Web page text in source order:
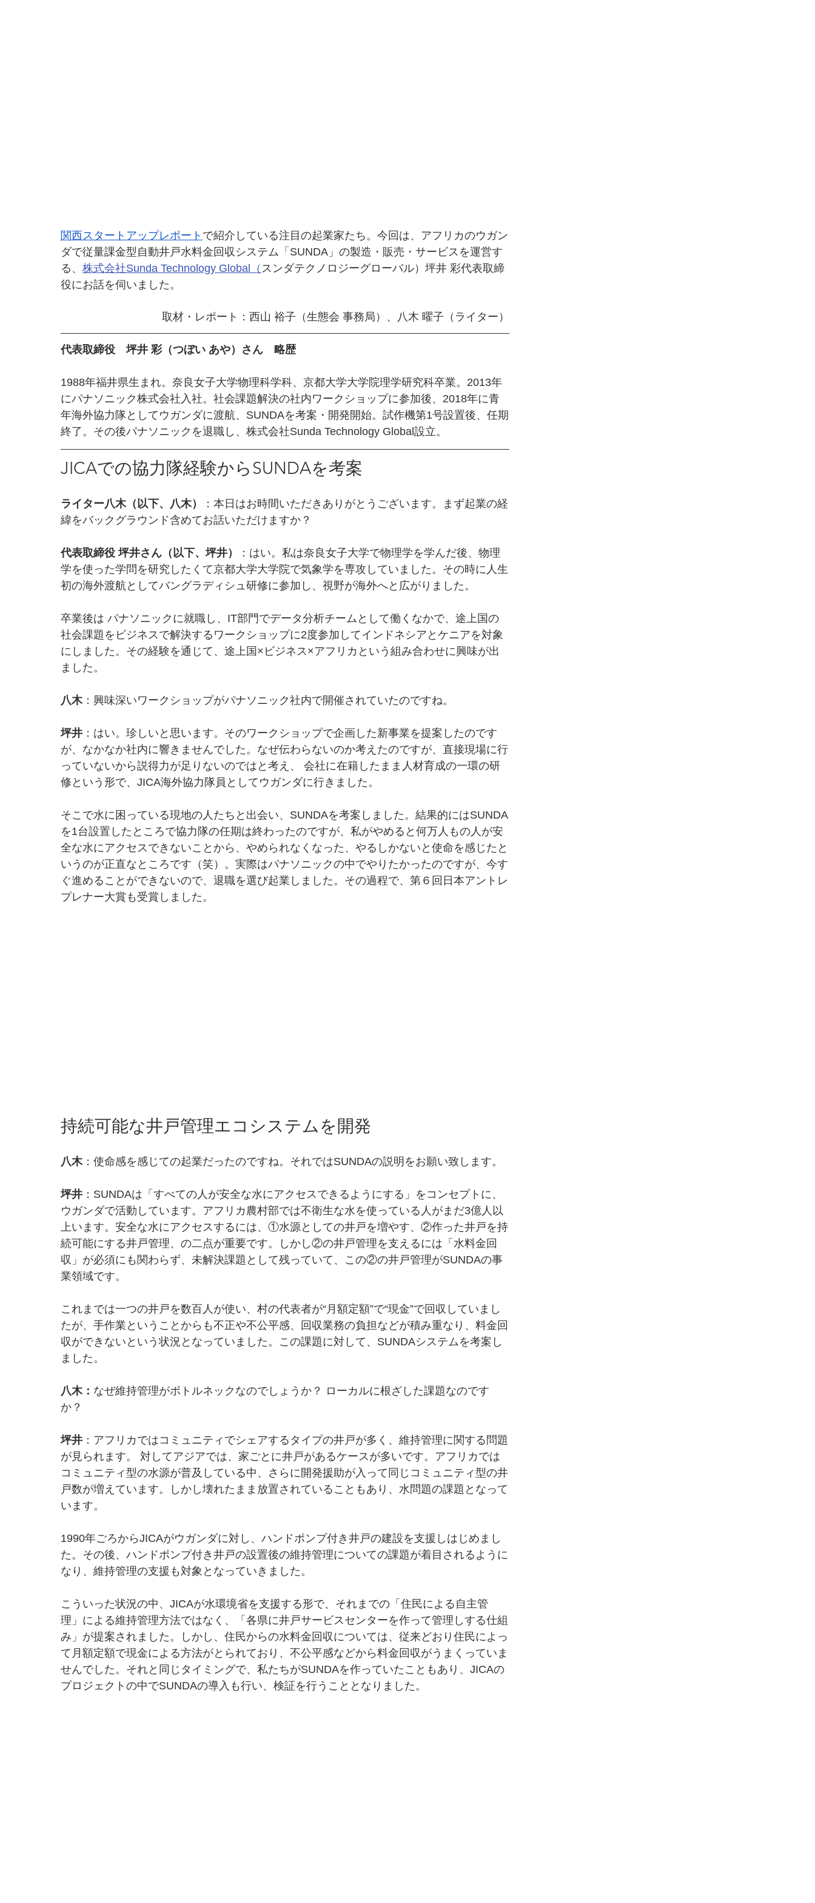
関西スタートアップレポート で紹介している注目の起業家たち。今回は、アフリカのウガン
ダで従量課金型自動井戸水料金回収システム「SUNDA」の製造・販売・サービスを運営す
る、 株式会社Sunda Technology Global（ スンダテクノロジーグローバル）坪井 彩代表取締
役にお話を伺いました。
取材・レポート：西山 裕子（生態会 事務局）、八木 曜子（ライター）
代表取締役　坪井 彩（つぼい あや）さん　略歴
1988年福井県生まれ。奈良女子大学物理科学科、京都大学大学院理学研究科卒業。2013年
にパナソニック株式会社入社。社会課題解決の社内ワークショップに参加後、2018年に青
年海外協力隊としてウガンダに渡航、SUNDAを考案・開発開始。試作機第1号設置後、任期
終了。その後パナソニックを退職し、株式会社Sunda Technology Global設立。
JICAでの協力隊経験からSUNDAを考案
ライター八木（以下、八木）
：本日はお時間いただきありがとうございます。まず起業の経
緯をバックグラウンド含めてお話いただけますか？
代表取締役 坪井さん（以下、坪井）
：はい。私は奈良女子大学で物理学を学んだ後、物理
学を使った学問を研究したくて京都大学大学院で気象学を専攻していました。その時に人生
初の海外渡航としてバングラディシュ研修に参加し、視野が海外へと広がりました。
卒業後は パナソニックに就職し、IT部門でデータ分析チームとして働くなかで、途上国の
社会課題をビジネスで解決するワークショップに2度参加してインドネシアとケニアを対象
にしました。その経験を通じて、途上国×ビジネス×アフリカという組み合わせに興味が出
ました。
八木：興味深いワークショップがパナソニック社内で開催されていたのですね。
坪井 ：はい。珍しいと思います。そのワークショップで企画した新事業を提案したのです
が、なかなか社内に響きませんでした。なぜ伝わらないのか考えたのですが、直接現場に行
っていないから説得力が足りないのではと考え、 会社に在籍したまま人材育成の一環の研
修という形で、JICA海外協力隊員としてウガンダに行きました。
そこで水に困っている現地の人たちと出会い、SUNDAを考案しました。結果的にはSUNDA
を1台設置したところで協力隊の任期は終わったのですが、私がやめると何万人もの人が安
全な水にアクセスできないことから、やめられなくなった、やるしかないと使命を感じたと
いうのが正直なところです（笑）。実際はパナソニックの中でやりたかったのですが、今す
ぐ進めることができないので、退職を選び起業しました。その過程で、第６回日本アントレ
プレナー大賞も受賞しました。
持続可能な井戸管理エコシステムを開発
八木：使命感を感じての起業だったのですね。それではSUNDAの説明をお願い致します。
坪井 ：SUNDAは「すべての人が安全な水にアクセスできるようにする」をコンセプトに、
ウガンダで活動しています。アフリカ農村部では不衛生な水を使っている人がまだ3億人以
上います。安全な水にアクセスするには、①水源としての井戸を増やす、②作った井戸を持
続可能にする井戸管理、の二点が重要です。しかし②の井戸管理を支えるには「水料金回
収」が必須にも関わらず、未解決課題として残っていて、この②の井戸管理がSUNDAの事
業領域です。
これまでは一つの井戸を数百人が使い、村の代表者が“月額定額”で“現金”で回収していまし
たが、手作業ということからも不正や不公平感、回収業務の負担などが積み重なり、料金回
収ができないという状況となっていました。この課題に対して、SUNDAシステムを考案し
ました。
八木： なぜ維持管理がボトルネックなのでしょうか？ ローカルに根ざした課題なのです
か？
坪井 ：アフリカではコミュニティでシェアするタイプの井戸が多く、維持管理に関する問題
が見られます。 対してアジアでは、家ごとに井戸があるケースが多いです。アフリカでは
コミュニティ型の水源が普及している中、さらに開発援助が入って同じコミュニティ型の井
戸数が増えています。しかし壊れたまま放置されていることもあり、水問題の課題となって
います。
1990年ごろからJICAがウガンダに対し、ハンドポンプ付き井戸の建設を支援しはじめまし
た。その後、ハンドポンプ付き井戸の設置後の維持管理についての課題が着目されるように
なり、維持管理の支援も対象となっていきました。
こういった状況の中、JICAが水環境省を支援する形で、それまでの「住民による自主管
理」による維持管理方法ではなく、「各県に井戸サービスセンターを作って管理しする仕組
み」が提案されました。しかし、住民からの水料金回収については、従来どおり住民によっ
て月額定額で現金による方法がとられており、不公平感などから料金回収がうまくっていま
せんでした。それと同じタイミングで、私たちがSUNDAを作っていたこともあり、JICAの
プロジェクトの中でSUNDAの導入も行い、検証を行うこととなりました。